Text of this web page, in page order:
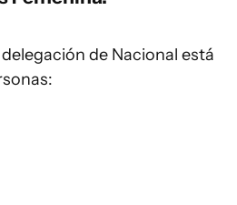
de Nacional está